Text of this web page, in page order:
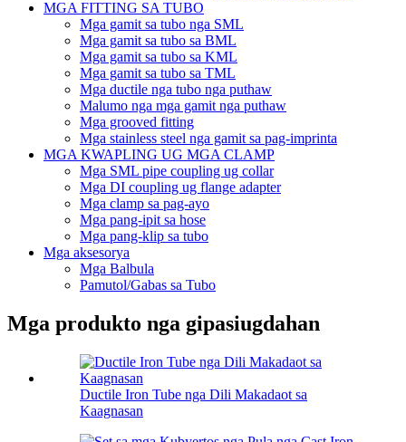
MGA FITTING SA TUBO
Mga gamit sa tubo nga SML
Mga gamit sa tubo sa BML
Mga gamit sa tubo sa KML
Mga gamit sa tubo sa TML
Mga ductile nga tubo nga puthaw
Malumo nga mga gamit nga puthaw
Mga grooved fitting
Mga stainless steel nga gamit sa pag-imprinta
MGA KWAPLING UG MGA CLAMP
Mga SML pipe coupling ug collar
Mga DI coupling ug flange adapter
Mga clamp sa pag-ayo
Mga pang-ipit sa hose
Mga pang-klip sa tubo
Mga aksesorya
Mga Balbula
Pamutol/Gabas sa Tubo
Mga produkto nga gipasiugdahan
Ductile Iron Tube nga Dili Makadaot sa
Kaagnasan